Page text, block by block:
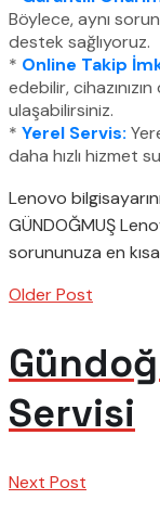
Böylece, aynı
destek sağlıyoruz.
* Online Takip
edebilir,
ulaşabilirsiniz.
* Yerel Servis:
daha hızlı hizmet
Lenovo
GÜNDOĞMUŞ
sorununuza en
Older Post
Servisi
Next Post